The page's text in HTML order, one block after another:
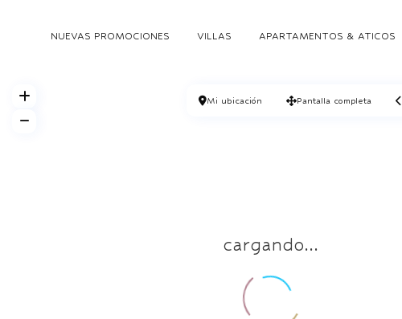
NUEVAS PROMOCIONES VILLAS APARTAMENTOS & ATICOS
cargando...
Mi ubicación Pantalla completa